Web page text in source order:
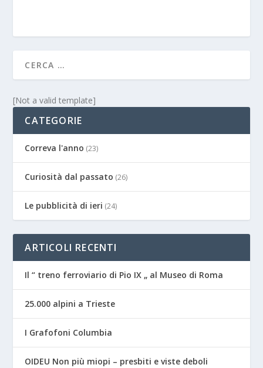
[Not a valid template]
CATEGORIE
Correva l'anno (23)
Curiosità dal passato (26)
Le pubblicità di ieri (24)
ARTICOLI RECENTI
Il “ treno ferroviario di Pio IX „ al Museo di Roma
25.000 alpini a Trieste
I Grafofoni Columbia
OIDEU Non più miopi – presbiti e viste deboli